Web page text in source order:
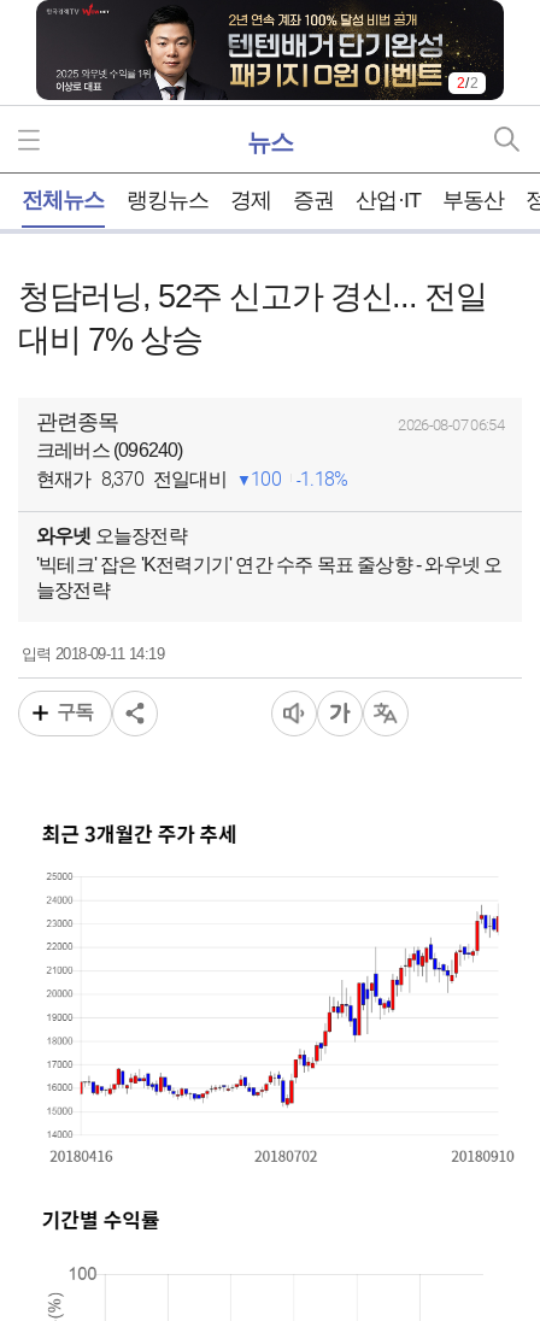
2/2
뉴스
전체뉴스 랭킹뉴스 경제 증권 산업·IT 부동산
청담러닝, 52주 신고가 경신... 전일
대비 7% 상승
관련종목 2026-08-07 06:54
크레버스 (096240)
현재가 8,370 전일대비 100 1.18%
와우넷 오늘장전략
'빅테크' 잡은 'K전력기기' 연간 수주 목표 줄상향 - 와우넷 오
늘장전략
입력 2018-09-11 14:19
구독